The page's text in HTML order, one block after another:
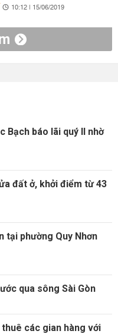
10:12 | 15/06/2019
Bạch báo lãi quý II nhờ
đất ở, khởi điểm từ 43
tại phường Quy Nhơn
qua sông Sài Gòn
các gian hàng với